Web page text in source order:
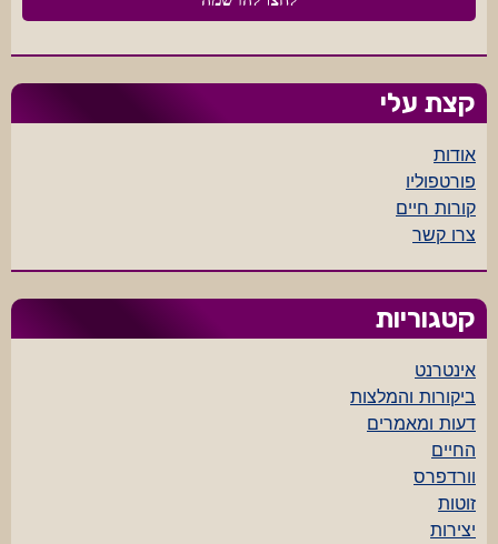
קצת עלי
אודות
פורטפוליו
קורות חיים
צרו קשר
קטגוריות
אינטרנט
ביקורות והמלצות
דעות ומאמרים
החיים
וורדפרס
זוטות
יצירות